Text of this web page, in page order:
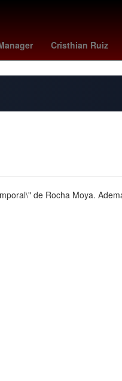
Cristhian Ruiz
atlético morelia España
de Rocha Moya.